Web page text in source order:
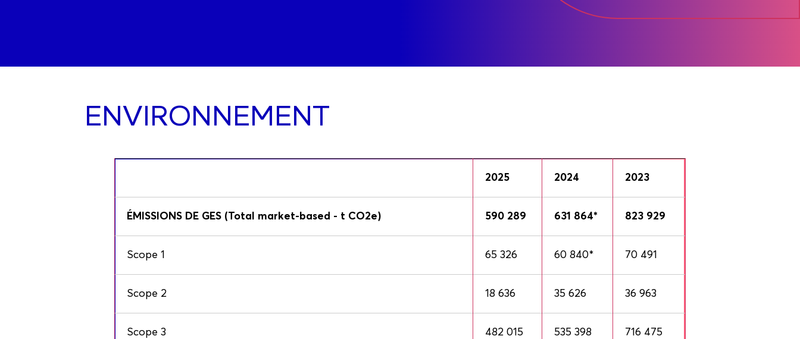
ENVIRONNEMENT
2025 2024 2023
ÉMISSIONS DE GES (Total market-based - t CO2e) 590 289 631 864* 823 929
Scope 1 65 326 60 840* 70 491
Scope 2 18 636 35 626 36 963
Scope 3 482 015 535 398 716 475